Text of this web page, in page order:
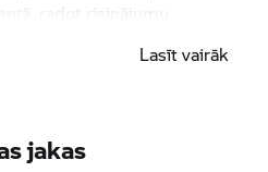
prieku, kādu var gūtLasīt vairāk
jakas